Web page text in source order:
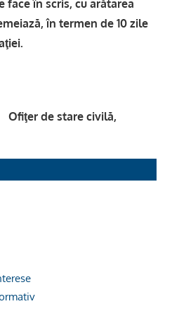
face în scris, cu arătarea
în termen de 10 zile
civilă,